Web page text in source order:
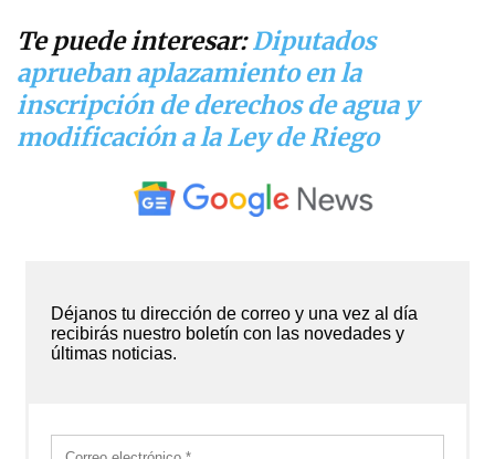
Te puede interesar:Diputados
aprueban aplazamiento en la
inscripción de derechos de agua y
modificación a la Ley de Riego